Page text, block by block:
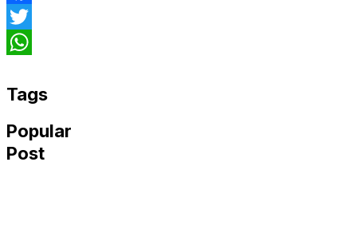
Facebook
Twitter
Tags
Popular
Post